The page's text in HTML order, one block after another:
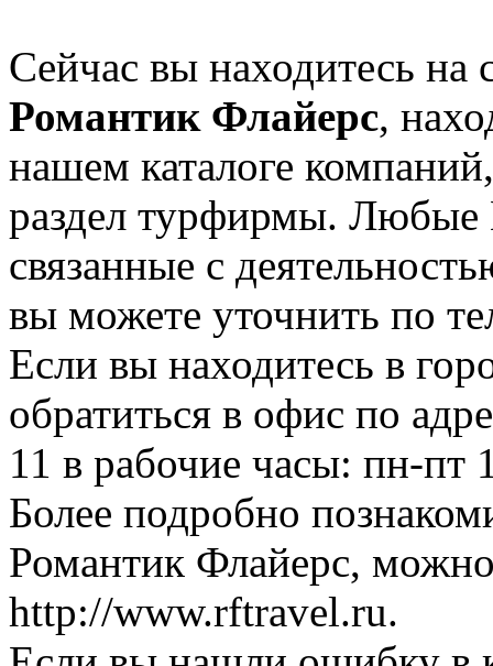
Сейчас вы находитесь на
Романтик Флайерс,
нашем каталоге
раздел турфирмы. Любые
связанные с
вы можете уточнить по
Если вы находитесь в
обратиться в офис по
11 в рабочие часы: пн-пт
Более подробно
Романтик Флайерс,
http://www.rftravel.ru.